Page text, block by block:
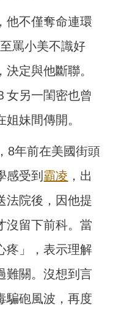
他不僅奪命連環
罵小美不識好
定與他斷聯。
女另一閨密也曾
妹間傳開。
8年前在美國街頭
感受到 霸凌 ，出
法院後，因他提
沒留下前科。當
疼」，表示理解
難關。沒想到言
騙砲風波，再度